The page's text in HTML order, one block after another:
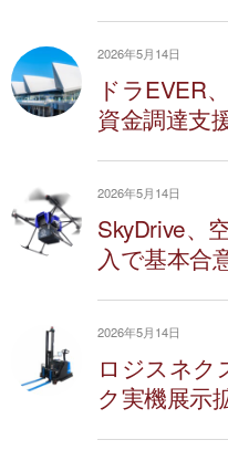
2026年5月14日
ドラEVER
資金調達支
2026年5月14日
SkyDrive、
入で基本合
2026年5月14日
ロジスネク
ク実機展示